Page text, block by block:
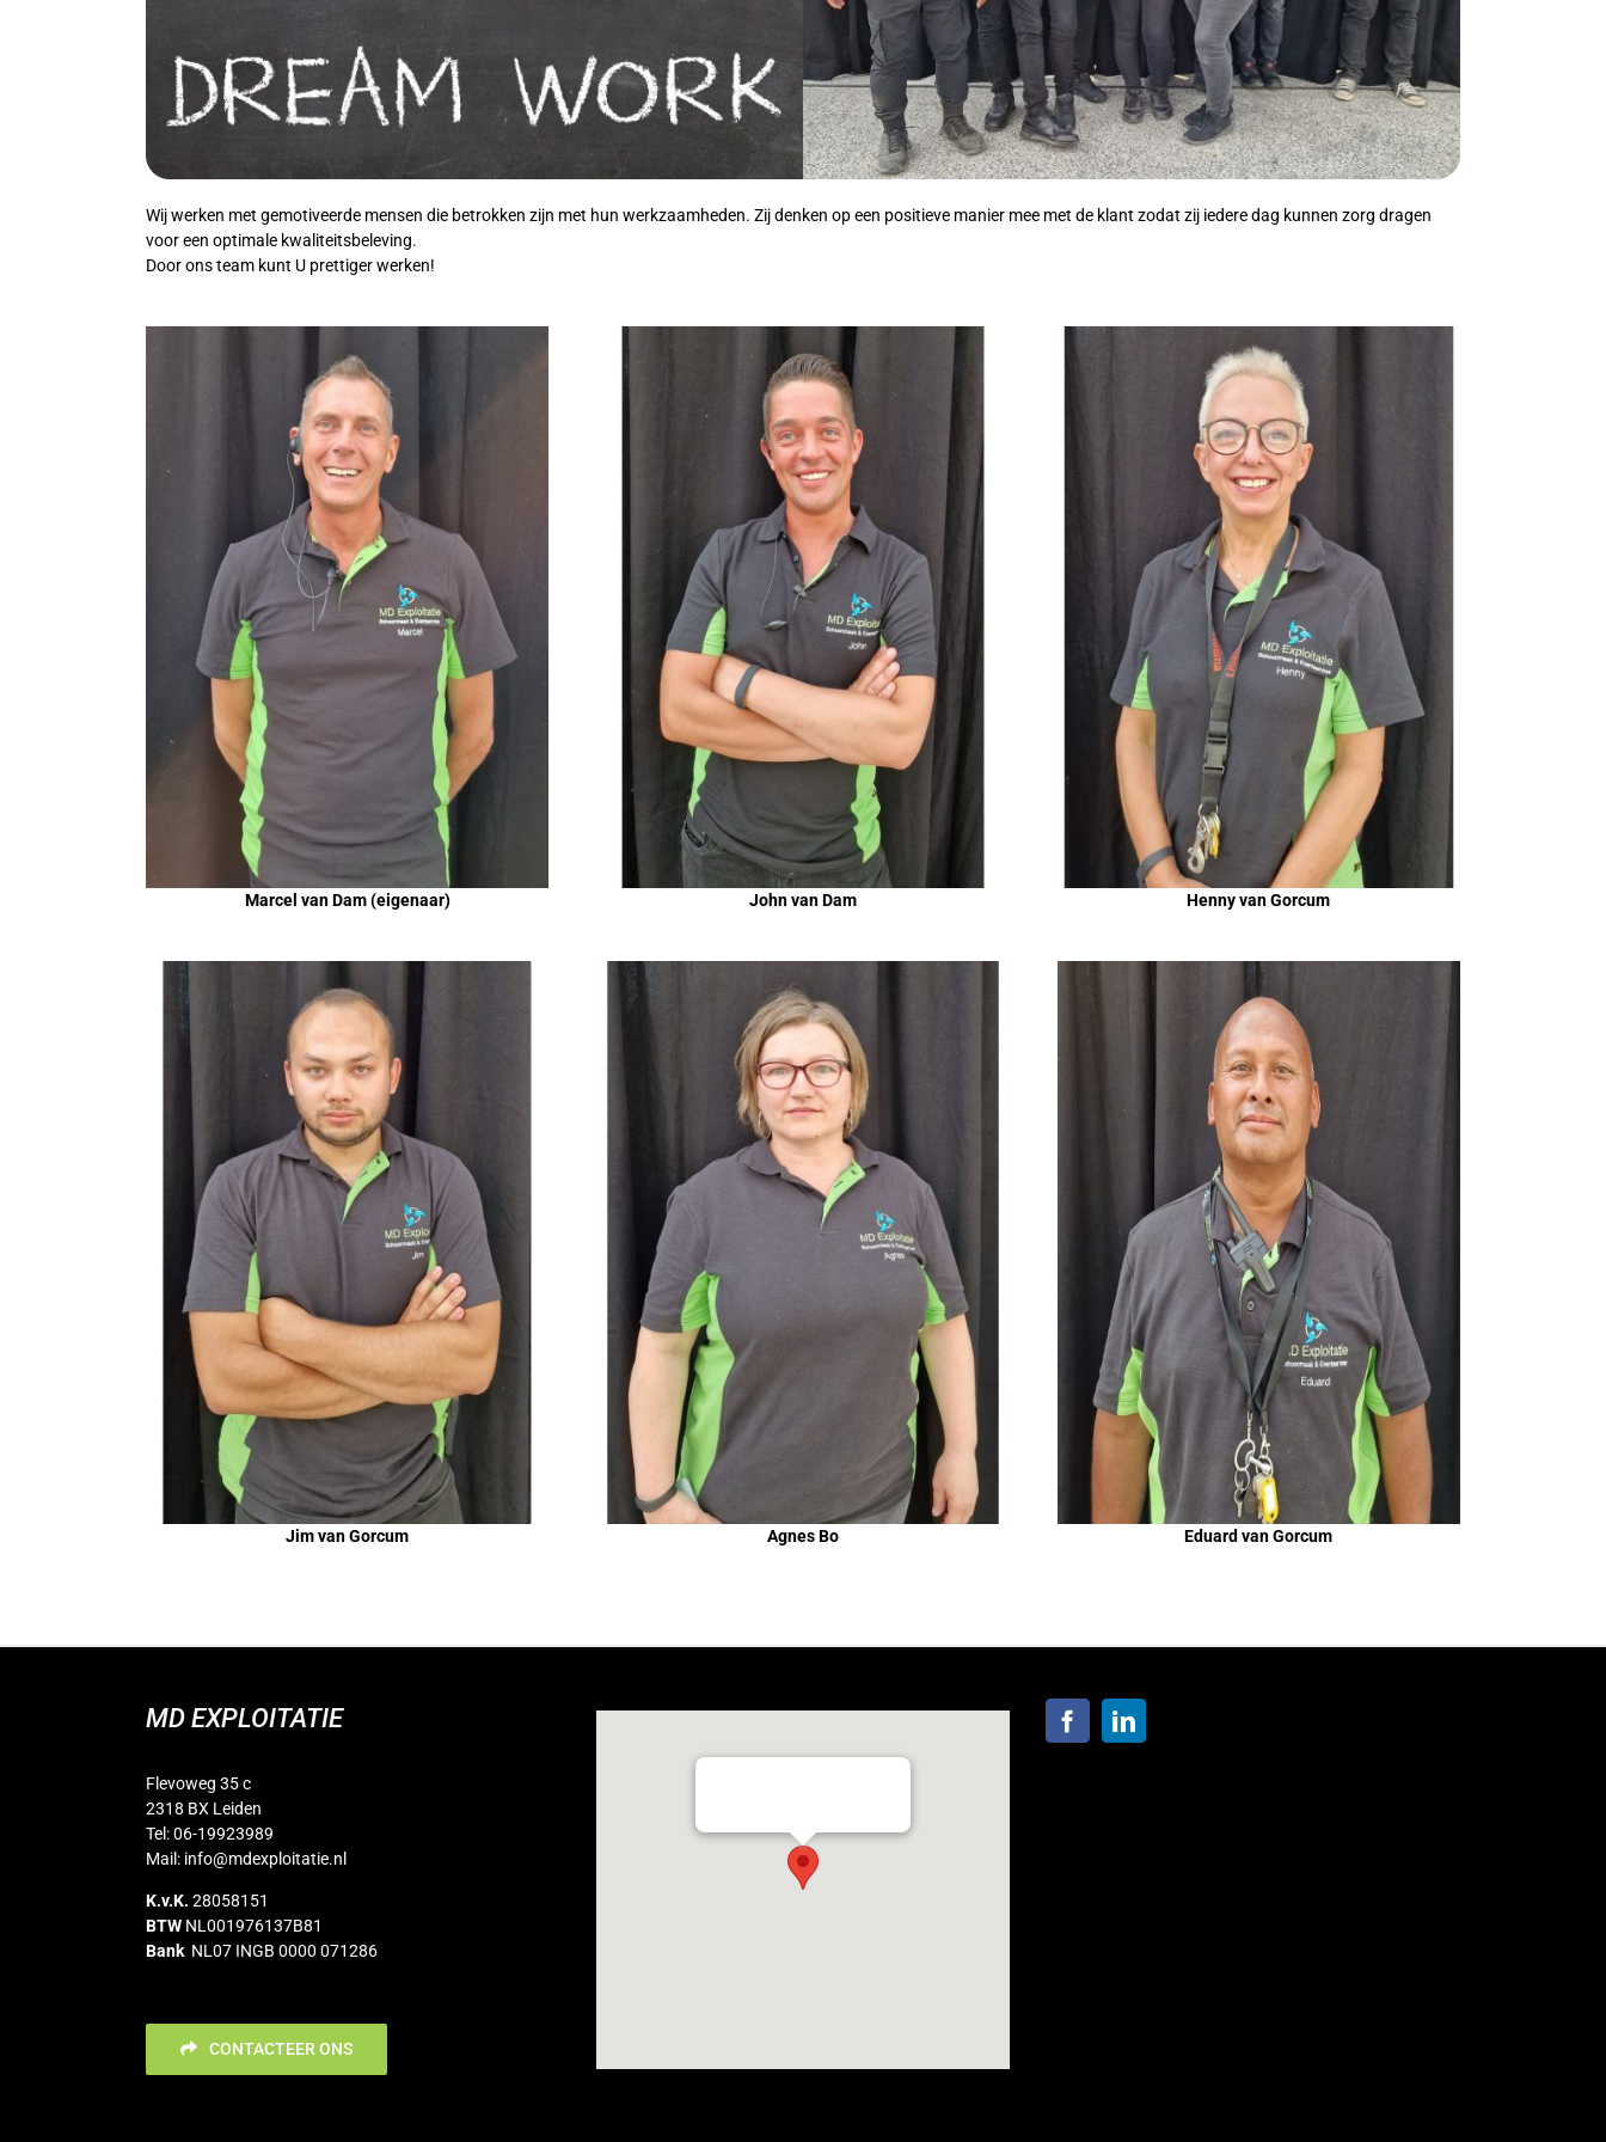
Wij werken met gemotiveerde mensen die betrokken zijn met hun werkzaamheden. Zij denken op een positieve manier mee met de klant zodat zij iedere dag kunnen zorg dragen
voor een optimale kwaliteitsbeleving.
Door ons team kunt U prettiger werken!
Marcel van Dam (eigenaar) John van Dam Henny van Gorcum
Jim van Gorcum Agnes Bo Eduard van Gorcum
MD EXPLOITATIE
Flevoweg 35 c
2318 BX Leiden
Tel: 06-19923989
Mail: info@mdexploitatie.nl
K.v.K. 28058151
BTW NL001976137B81
Bank NL07 INGB 0000 071286
CONTACTEER ONS
Flevoweg 35c, 2318 BX Leiden